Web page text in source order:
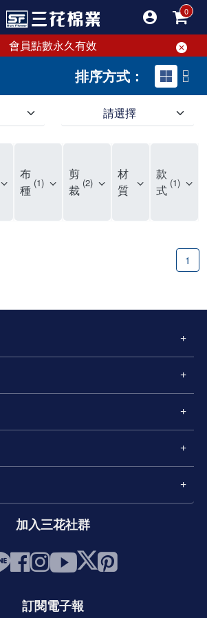
會員點數永久有效
排序方式：
請選擇
布
種 1
剪
裁 2
材
質
款
式 1
1
加入三花社群
訂閱電子報